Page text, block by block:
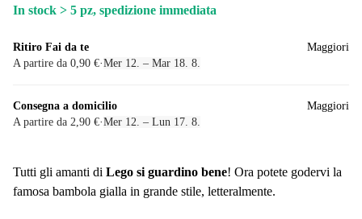
In stock > 5 pz, spedizione immediata
Ritiro Fai da te
A partire da 0,90 €·Mer 12. – Mar 18. 8.
Maggiori
Consegna a domicilio
A partire da 2,90 €·Mer 12. – Lun 17. 8.
Maggiori
Tutti gli amanti di Lego si guardino bene! Ora potete godervi la
famosa bambola gialla in grande stile, letteralmente.